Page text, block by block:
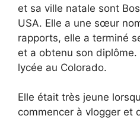
et sa ville natale sont
USA. Elle a une sœur
rapports, elle a terminé
et a obtenu son
lycée au Colorado.
Elle était très jeune
commencer à vlogger et